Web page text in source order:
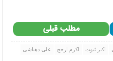
مطلب قبلی
اکبر ثبوت اکرم ارجح علی دهباشی